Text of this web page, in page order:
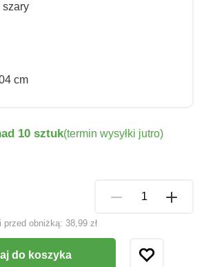
szary
cm
przed obniżką: 38,99 zł
10 sztuk(termin wysyłki jutro)
do koszyka